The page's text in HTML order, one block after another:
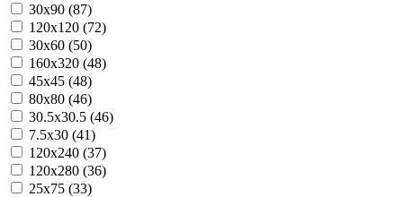
30x90 (87)
120x120 (72)
30x60 (50)
160x320 (48)
45x45 (48)
80x80 (46)
30.5x30.5 (46)
7.5x30 (41)
120x240 (37)
120x280 (36)
25x75 (33)